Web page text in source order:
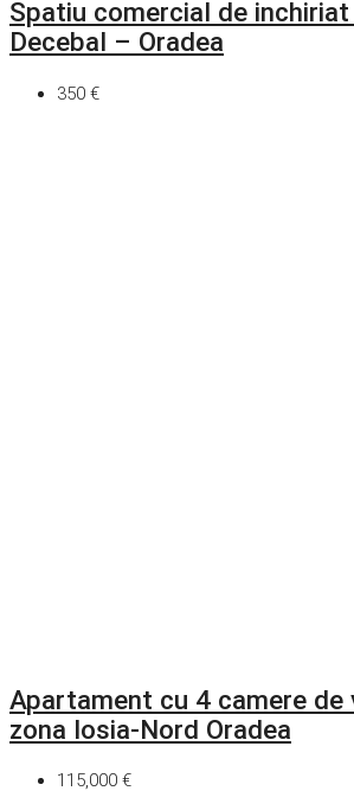
Spatiu comercial de inchiriat
Decebal – Oradea
350 €
Apartament cu 4 camere de
zona Iosia-Nord Oradea
115,000 €